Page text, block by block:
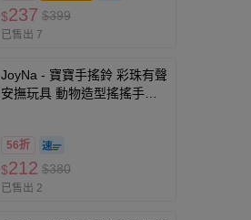
$237 $399
已售出 7
JoyNa - 寶寶手搖鈴 彩珠有聲
安撫玩具 動物造型搖搖手拿
56折
$212 $380
已售出 2